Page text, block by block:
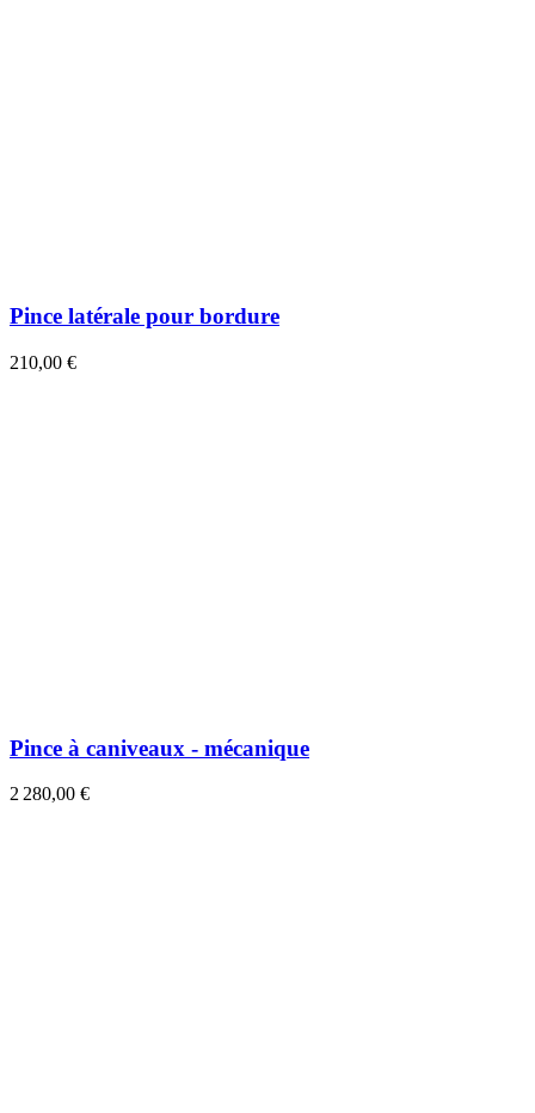
Pince latérale pour bordure
210,00 €
Pince à caniveaux - mécanique
2 280,00 €